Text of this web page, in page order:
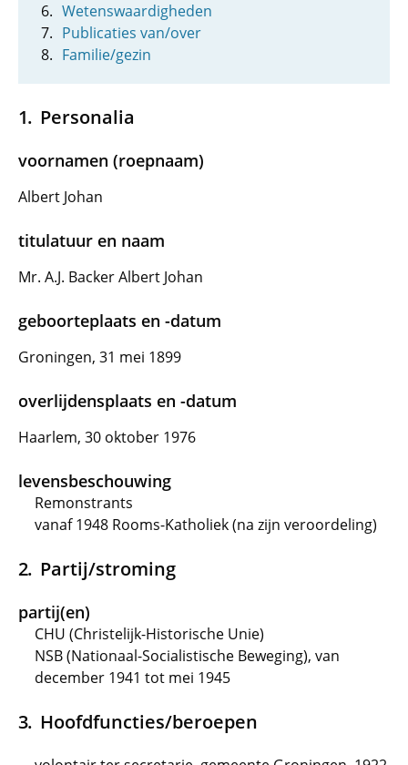
Wetenswaardigheden
Publicaties van/over
Familie/gezin
Personalia
voornamen (roepnaam)
Albert Johan
titulatuur en naam
Mr. A.J. Backer Albert Johan
geboorteplaats en -datum
Groningen, 31 mei 1899
overlijdensplaats en -datum
Haarlem, 30 oktober 1976
levensbeschouwing
Remonstrants
vanaf 1948 Rooms-Katholiek (na zijn veroordeling)
Partij/stroming
partij(en)
CHU (Christelijk-Historische Unie)
NSB (Nationaal-Socialistische Beweging), van
december 1941 tot mei 1945
Hoofdfuncties/beroepen